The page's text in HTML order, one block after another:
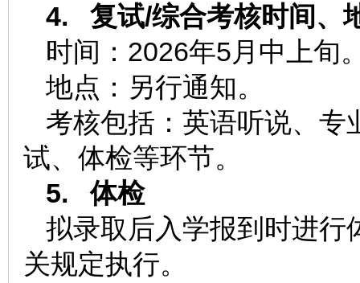
4. 复试/综合考核时间、
时间：2026年5月中上旬
地点：另行通知。
考核包括：英语听说、专
试、体检等环节。
5.体检
拟录取后入学报到时进行
关规定执行。